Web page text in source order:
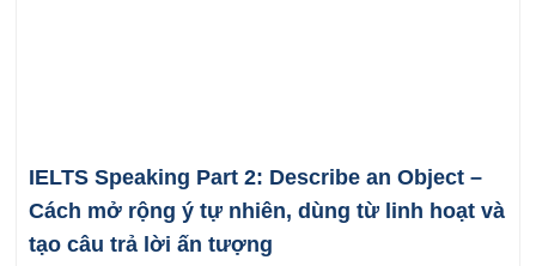
IELTS Speaking Part 2: Describe an Object –
Cách mở rộng ý tự nhiên, dùng từ linh hoạt và
tạo câu trả lời ấn tượng